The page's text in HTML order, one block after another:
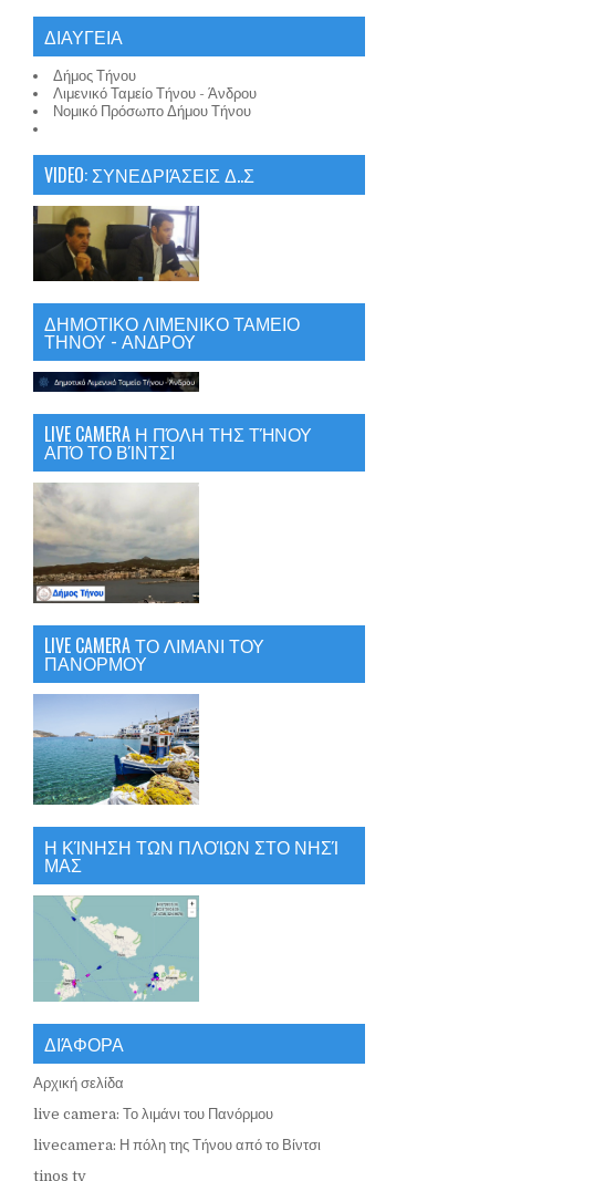
ΔΙΑΥΓΕΙΑ
Δήμος Τήνου
Λιμενικό Ταμείο Τήνου - Άνδρου
Νομικό Πρόσωπο Δήμου Τήνου
VIDEO: ΣΥΝΕΔΡΙΆΣΕΙΣ Δ..Σ
ΔΗΜΟΤΙΚΟ ΛΙΜΕΝΙΚΟ ΤΑΜΕΙΟ
ΤΗΝΟΥ - ΑΝΔΡΟΥ
LIVE CAMERA Η ΠΌΛΗ ΤΗΣ ΤΉΝΟΥ
ΑΠΌ ΤΟ ΒΊΝΤΣΙ
LIVE CAMERA ΤΟ ΛΙΜΑΝΙ ΤΟΥ
ΠΑΝΟΡΜΟΥ
Η ΚΊΝΗΣΗ ΤΩΝ ΠΛΟΊΩΝ ΣΤΟ ΝΗΣΊ
ΜΑΣ
ΔΙΆΦΟΡΑ
Αρχική σελίδα
live camera: Το λιμάνι του Πανόρμου
livecamera: Η πόλη της Τήνου από το Βίντσι
tinos tv